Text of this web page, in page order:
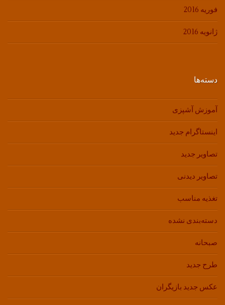
فوریه 2016
ژانویه 2016
دسته‌ها
آموزش آشپزی
اینستاگرام جدید
تصاویر جدید
تصاویر دیدنی
تغذیه مناسب
دسته‌بندی نشده
صبحانه
طرح جدید
عکس جدید بازیگران